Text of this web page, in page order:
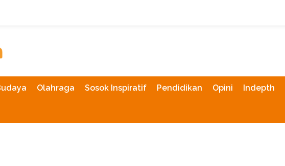
Olahraga Sosok Inspiratif Pendidikan Opini Indepth